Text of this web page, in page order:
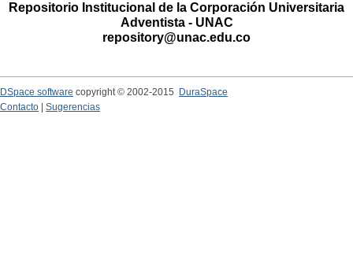
Repositorio Institucional de la Corporación Universitaria
Adventista - UNAC
repository@unac.edu.co
DSpace software copyright © 2002-2015
DuraSpace
Contacto
Sugerencias